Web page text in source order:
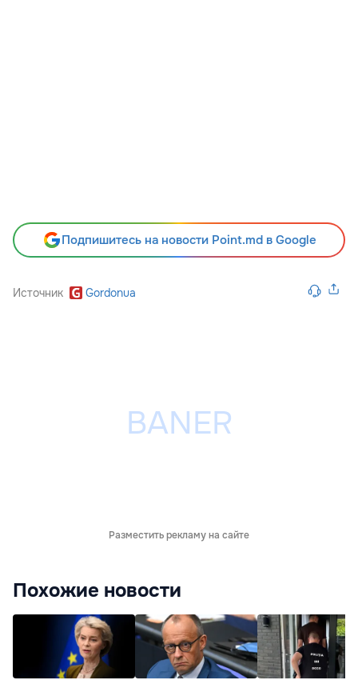
Подпишитесь на новости Point.md в Google
Источник Gordonua
Разместить рекламу на сайте
Похожие новости